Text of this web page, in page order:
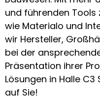
und führenden Tools
wie Materialo und
wir Hersteller,
bei der
Präsentation ihrer
Lösungen in Halle
auf Sie!